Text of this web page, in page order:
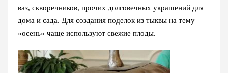
ваз, скворечников, прочих долговечных украшений для
дома и сада. Для создания поделок из тыквы на тему
«осень» чаще используют свежие плоды.